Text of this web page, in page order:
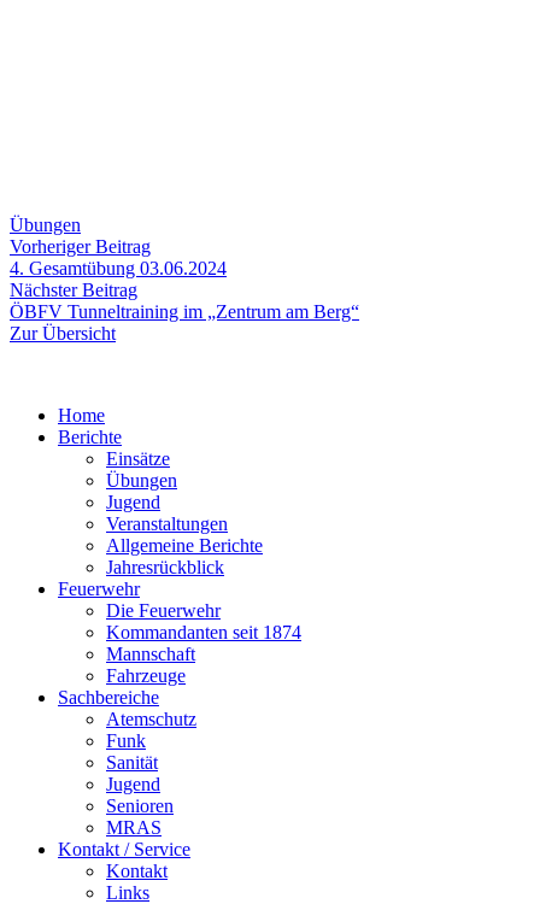
Übungen
Beitragsnavigation
Vorheriger BeitragVorheriger
Beitrag:
4. Gesamtübung 03.06.2024
Nächster BeitragNächster
Beitrag:
ÖBFV Tunneltraining im „Zentrum am Berg“
Zur Übersicht
Home
Berichte
Einsätze
Übungen
Jugend
Veranstaltungen
Allgemeine Berichte
Jahresrückblick
Feuerwehr
Die Feuerwehr
Kommandanten seit 1874
Mannschaft
Fahrzeuge
Sachbereiche
Atemschutz
Funk
Sanität
Jugend
Senioren
MRAS
Kontakt / Service
Kontakt
Links